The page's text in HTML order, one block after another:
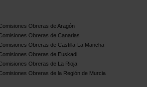
Obreras de Aragón
Obreras de Canarias
Obreras de Castilla-La Mancha
Obreras de Euskadi
Obreras de La Rioja
Obreras de la Región de Murcia